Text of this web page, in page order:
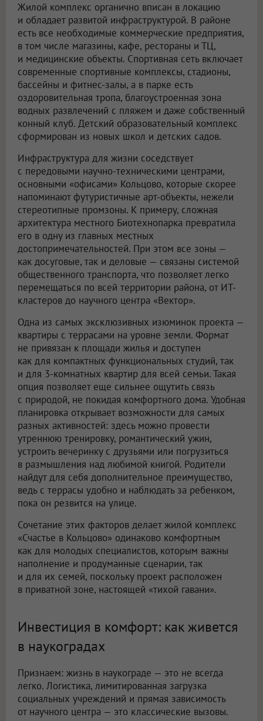
Жилой комплекс органично вписан в локацию
и обладает развитой инфраструктурой. В районе
есть все необходимые коммерческие предприятия,
в том числе магазины, кафе, рестораны и ТЦ,
и медицинские объекты. Спортивная сеть включает
современные спортивные комплексы, стадионы,
бассейны и фитнес-залы, а в парке есть
оздоровительная тропа, благоустроенная зона
водных развлечений с пляжем и даже собственный
конный клуб. Детский образовательный комплекс
сформирован из новых школ и детских садов.
Инфраструктура для жизни соседствует
с передовыми научно-техническими центрами,
основными «офисами» Кольцово, которые скорее
напоминают футуристичные арт-объекты, нежели
стереотипные промзоны. К примеру, сложная
архитектура местного Биотехнопарка превратила
его в одну из главных местных
достопримечательностей. При этом все зоны —
как досуговые, так и деловые — связаны системой
общественного транспорта, что позволяет легко
перемещаться по всей территории района, от ИТ-
кластеров до научного центра «Вектор».
Одна из самых эксклюзивных изюминок проекта —
квартиры с террасами на уровне земли. Формат
не привязан к площади жилья и доступен
как для компактных функциональных студий, так
и для 3-комнатных квартир для всей семьи. Такая
опция позволяет еще сильнее ощутить связь
с природой, не покидая комфортного дома. Удобная
планировка открывает возможности для самых
разных активностей: здесь можно провести
утреннюю тренировку, романтический ужин,
устроить вечеринку с друзьями или погрузиться
в размышления над любимой книгой. Родители
найдут для себя дополнительное преимущество,
ведь с террасы удобно и наблюдать за ребенком,
пока он резвится на улице.
Сочетание этих факторов делает жилой комплекс
«Счастье в Кольцово» одинаково комфортным
как для молодых специалистов, которым важны
наполнение и продуманные сценарии, так
и для их семей, поскольку проект расположен
в приватной зоне, настоящей «тихой гавани».
Инвестиция в комфорт: как живется
в наукоградах
Признаем: жизнь в наукограде — это не всегда
легко. Логистика, лимитированная загрузка
социальных учреждений и прямая зависимость
от научного центра — это классические вызовы.